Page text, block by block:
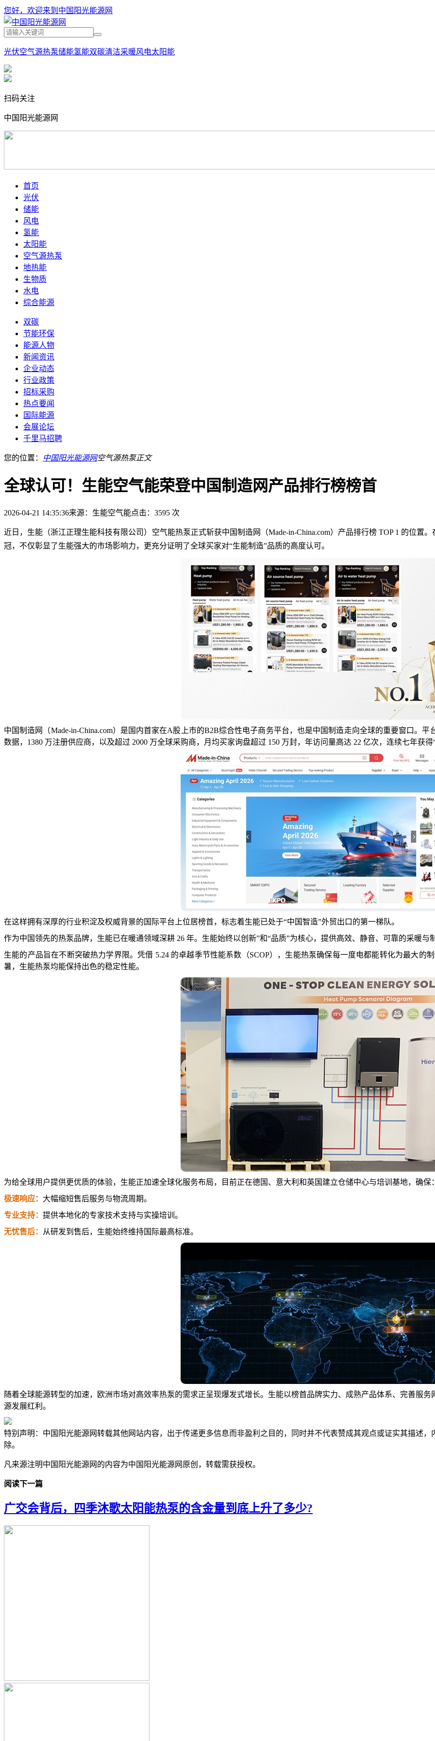
您好，欢迎来到中国阳光能源网
光伏空气源热泵储能氢能双碳清洁采暖风电太阳能
扫码关注
中国阳光能源网
首页
光伏
储能
风电
氢能
太阳能
空气源热泵
地热能
生物质
水电
综合能源
双碳
节能环保
能源人物
新闻资讯
企业动态
行业政策
招标采购
热点要闻
国际能源
会展论坛
千里马招聘
您的位置： 中国阳光能源网空气源热泵正文
全球认可！生能空气能荣登中国制造网产品排行榜榜首
2026-04-21 14:35:36来源：生能空气能点击：3595 次
近日，生能（浙江正理生能科技有限公司）空气能热泵正式斩获中国制造网（Made-in-China.com）产品排行榜 TOP 1 的位置
冠，不仅彰显了生能强大的市场影响力，更充分证明了全球买家对“生能制造”品质的高度认可。
中国制造网（Made-in-China.com）是国内首家在A股上市的B2B综合性电子商务平台，也是中国制造走向全球的重要窗口。
数据，1380 万注册供应商，以及超过 2000 万全球采购商，月均买家询盘超过 150 万封，年访问量高达 22 亿次，连续七年获
在这样拥有深厚的行业积淀及权威背景的国际平台上位居榜首，标志着生能已处于“中国智造”外贸出口的第一梯队。
作为中国领先的热泵品牌，生能已在暖通领域深耕 26 年。生能始终以创新”和“品质”为核心，提供高效、静音、可靠的采暖与
生能的产品旨在不断突破热力学界限。凭借 5.24 的卓越季节性能系数（SCOP），生能热泵确保每一度电都能转化为最大的
暑，生能热泵均能保持出色的稳定性能。
为给全球用户提供更优质的体验，生能正加速全球化服务布局，目前正在德国、意大利和英国建立仓储中心与培训基地，确保
极速响应： 大幅缩短售后服务与物流周期。
专业支持： 提供本地化的专家技术支持与实操培训。
无忧售后：
从研发到售后，生能始终维持国际最高标准。
随着全球能源转型的加速，欧洲市场对高效率热泵的需求正呈现爆发式增长。生能以榜首品牌实力、成熟产品体系、完善服
源发展红利。
特别声明：中国阳光能源网转载其他网站内容，出于传递更多信息而非盈利之目的，同时并不代表赞成其观点或证实其描述
除。
凡来源注明中国阳光能源网的内容为中国阳光能源网原创，转载需获授权。
阅读下一篇
广交会背后，四季沐歌太阳能热泵的含金量到底上升了多少?